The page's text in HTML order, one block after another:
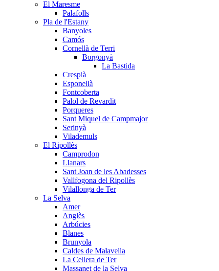
El Maresme
Palafolls
Pla de l'Estany
Banyoles
Camós
Cornellà de Terri
Borgonyà
La Bastida
Crespià
Esponellà
Fontcoberta
Palol de Revardit
Porqueres
Sant Miquel de Campmajor
Serinyà
Vilademuls
El Ripollès
Camprodon
Llanars
Sant Joan de les Abadesses
Vallfogona del Ripollès
Vilallonga de Ter
La Selva
Amer
Anglès
Arbúcies
Blanes
Brunyola
Caldes de Malavella
La Cellera de Ter
Massanet de la Selva